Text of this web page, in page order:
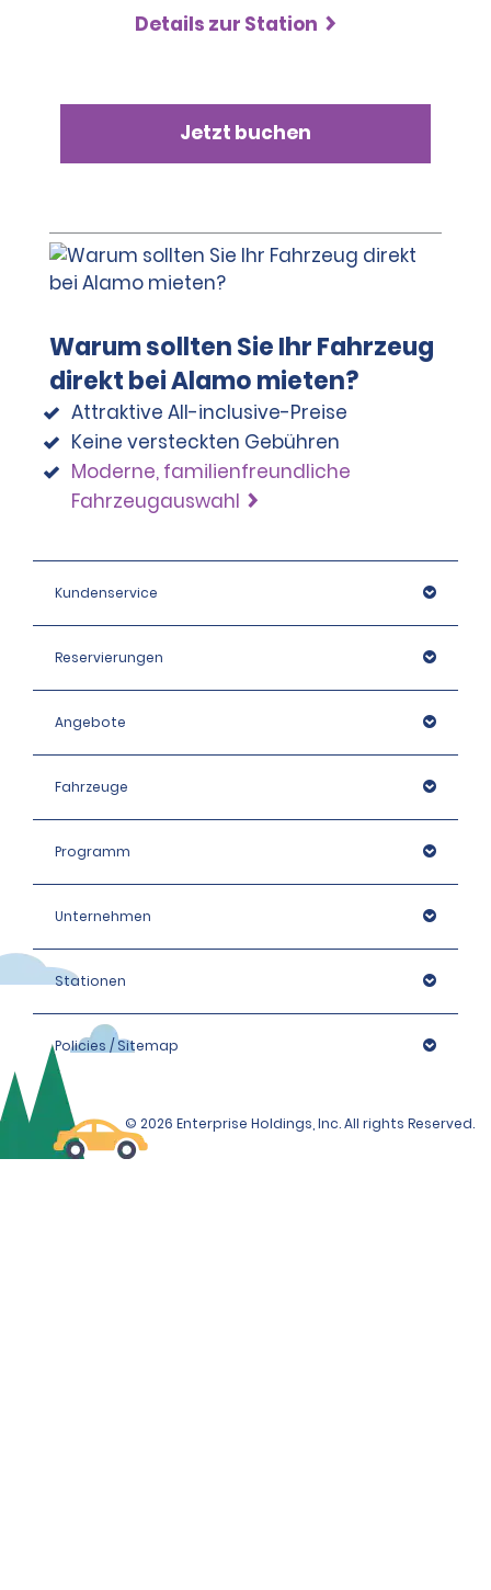
Details zur Station
Jetzt buchen
Warum sollten Sie Ihr Fahrzeug
direkt bei Alamo mieten?
Attraktive All-inclusive-Preise
Keine versteckten Gebühren
Moderne, familienfreundliche
Fahrzeugauswahl
Kundenservice
Reservierungen
Angebote
Fahrzeuge
Programm
Unternehmen
Stationen
Policies / Sitemap
© 2026 Enterprise Holdings, Inc. All rights Reserved.